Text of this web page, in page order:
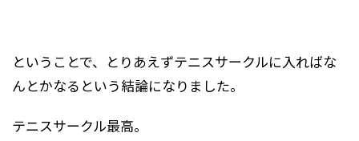
ということで、とりあえずテニスサークルに入ればな
んとかなるという結論になりました。
テニスサークル最高。